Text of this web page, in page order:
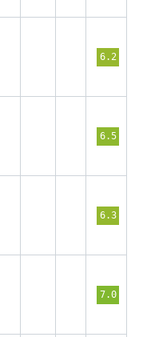
6.2
6.5
6.3
7.0